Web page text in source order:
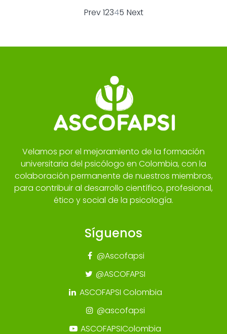
Prev12345 Next
Velamos por el mejoramiento de la formación
universitaria del psicólogo en Colombia, con la
colaboración permanente de nuestros miembros,
para contribuir al desarrollo científico, profesional,
ético y social de la psicología.
Síguenos
@Ascofapsi
@ASCOFAPSI
ASCOFAPSI Colombia
@ascofapsi
ASCOFAPSIColombia